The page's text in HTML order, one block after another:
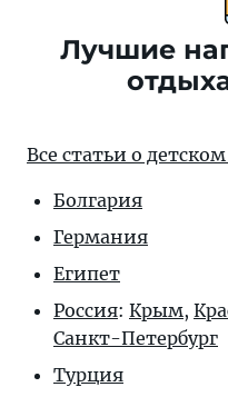
Лучшие
Все статьи о
Болгария
Германия
Египет
Россия: Крым,
Санкт-Петербург
Турция